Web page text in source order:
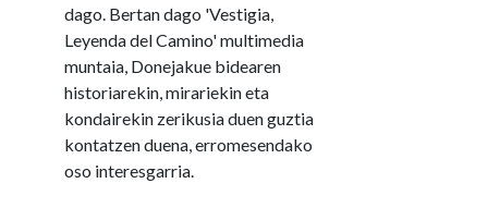
dago. Bertan dago 'Vestigia,
Leyenda del Camino' multimedia
muntaia, Donejakue bidearen
historiarekin, mirariekin eta
kondairekin zerikusia duen guztia
kontatzen duena, erromesendako
oso interesgarria.